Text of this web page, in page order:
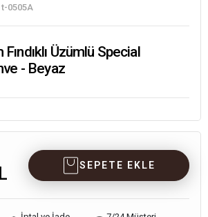
t-0505A
Üzümlü Special
- Beyaz
SEPETE EKLE